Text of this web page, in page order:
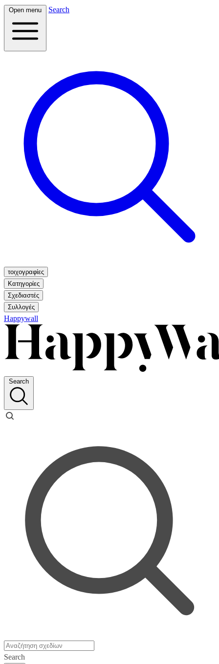
Open menu Search
τοιχογραφίες
Κατηγορίες
Σχεδιαστές
Συλλογές
Happywall
Search
Search